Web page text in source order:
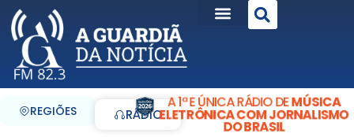
REGIÕES RÁDIO
A 1ª E ÚNICA RÁDIO DEMÚSICA
ELETRÔNICA COM JORNALISMO
DO BRASIL